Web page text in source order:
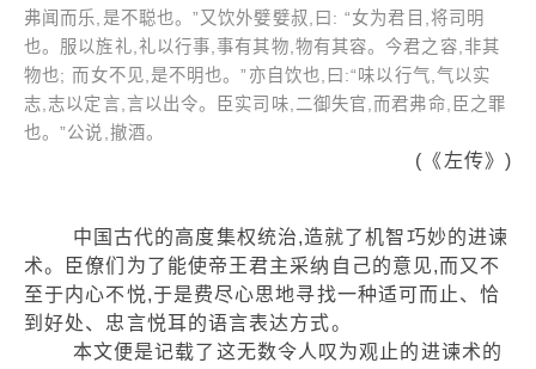
弗闻而乐,是不聪也。”又饮外嬖嬖叔,曰: “女为君目,将司明
也。服以旌礼,礼以行事,事有其物,物有其容。今君之容,非其
物也; 而女不见,是不明也。”亦自饮也,曰:“味以行气,气以实
志,志以定言,言以出令。臣实司味,二御失官,而君弗命,臣之罪
也。”公说,撤酒。
(《左传》)
中国古代的高度集权统治,造就了机智巧妙的进谏
术。臣僚们为了能使帝王君主采纳自己的意见,而又不
至于内心不悦,于是费尽心思地寻找一种适可而止、恰
到好处、忠言悦耳的语言表达方式。
本文便是记载了这无数令人叹为观止的进谏术的